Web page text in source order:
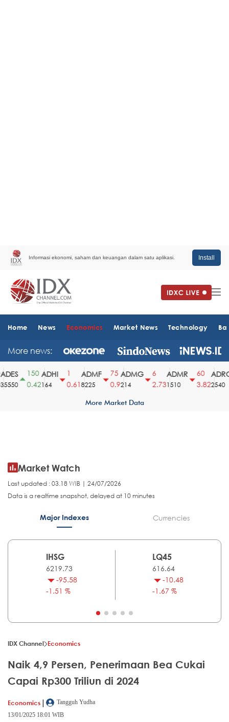
Informasi ekonomi, saham dan keuangan dalam satu aplikasi. Install
Home News Economics Market News Technology
More news:
150
0.42
ADHI
164
0.61
ADMF
8225
75
0.9
ADMG
214
2.73
ADMR
1510
60
3.82
ADRO
2540
More Market Data
Market Watch
Last updated : 03.18 WIB | 24/07/2026
Data is a realtime snapshot, delayed at 10 minutes
Major Indexes Currencies
IHSG
6219.73
-95.58
-1.51 %
LQ45
616.64
-10.48
-1.67 %
IDX Channel Economics
Naik 4,9 Persen, Penerimaan Bea Cukai
Capai Rp300 Triliun di 2024
Economics |
Tangguh Yudha
13/01/2025 18:01 WIB